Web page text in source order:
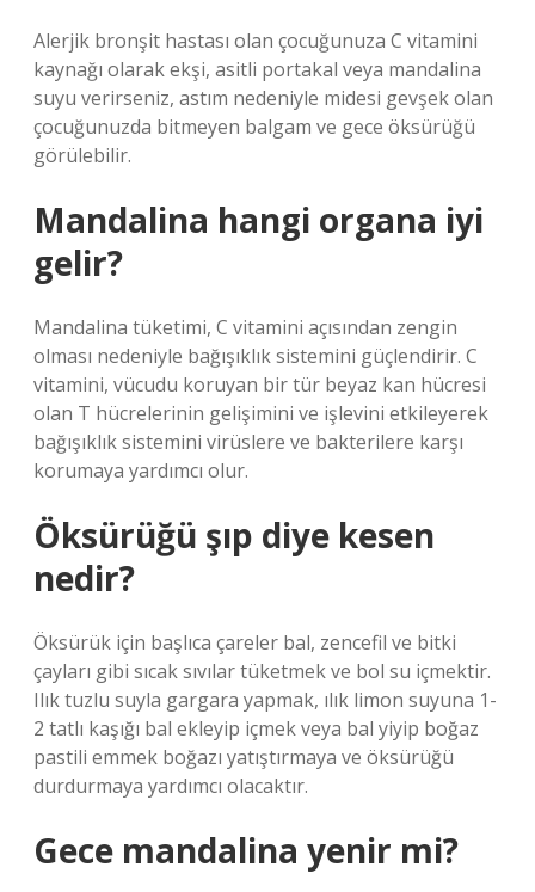
Alerjik bronşit hastası olan çocuğunuza C vitamini
kaynağı olarak ekşi, asitli portakal veya mandalina
suyu verirseniz, astım nedeniyle midesi gevşek olan
çocuğunuzda bitmeyen balgam ve gece öksürüğü
görülebilir.
Mandalina hangi organa iyi
gelir?
Mandalina tüketimi, C vitamini açısından zengin
olması nedeniyle bağışıklık sistemini güçlendirir. C
vitamini, vücudu koruyan bir tür beyaz kan hücresi
olan T hücrelerinin gelişimini ve işlevini etkileyerek
bağışıklık sistemini virüslere ve bakterilere karşı
korumaya yardımcı olur.
Öksürüğü şıp diye kesen
nedir?
Öksürük için başlıca çareler bal, zencefil ve bitki
çayları gibi sıcak sıvılar tüketmek ve bol su içmektir.
Ilık tuzlu suyla gargara yapmak, ılık limon suyuna 1-
2 tatlı kaşığı bal ekleyip içmek veya bal yiyip boğaz
pastili emmek boğazı yatıştırmaya ve öksürüğü
durdurmaya yardımcı olacaktır.
Gece mandalina yenir mi?